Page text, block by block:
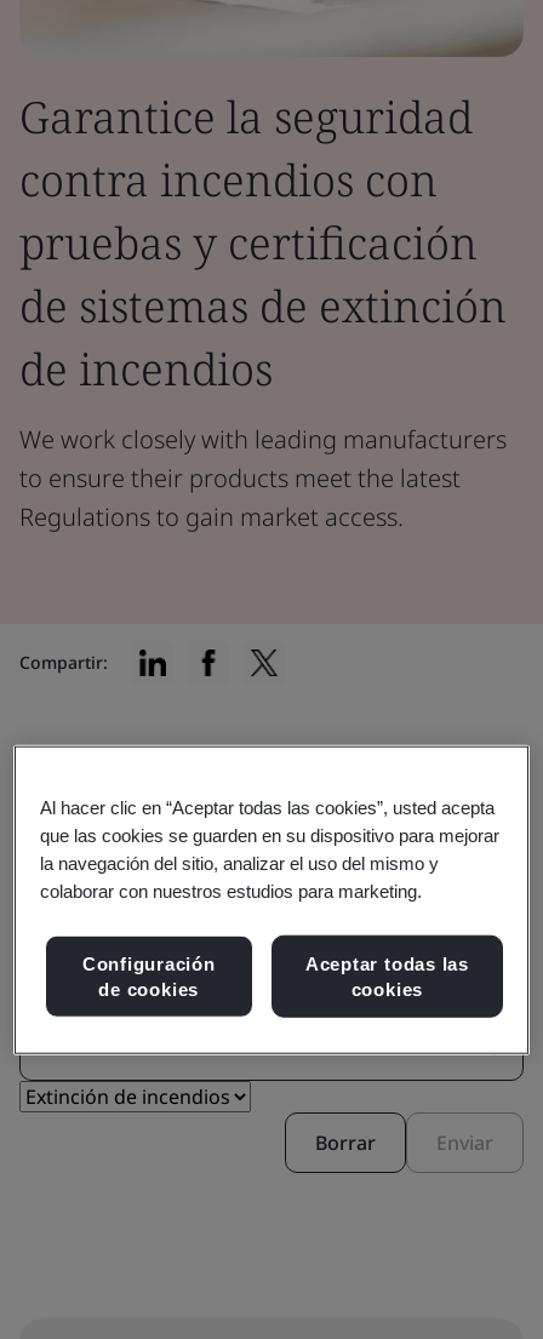
Garantice la seguridad
contra incendios con
pruebas y certificación
de sistemas de extinción
de incendios
We work closely with leading manufacturers
to ensure their products meet the latest
Regulations to gain market access.
Compartir:
adecuada para usted
Filtrar por:
Borrar Enviar
Al hacer clic en “Aceptar todas las cookies”, usted acepta
que las cookies se guarden en su dispositivo para mejorar
la navegación del sitio, analizar el uso del mismo y
colaborar con nuestros estudios para marketing.
Configuración
de cookies
Aceptar todas las
cookies